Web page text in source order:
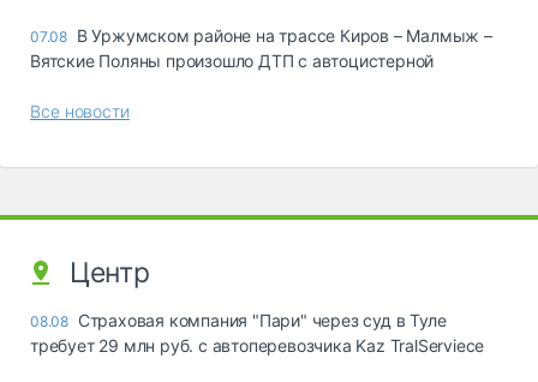
07.08 В Уржумском районе на трассе Киров – Малмыж –
Вятские Поляны произошло ДТП с автоцистерной
Все новости
Центр
08.08 Страховая компания "Пари" через суд в Туле
требует 29 млн руб. с автоперевозчика Kaz TralServiece